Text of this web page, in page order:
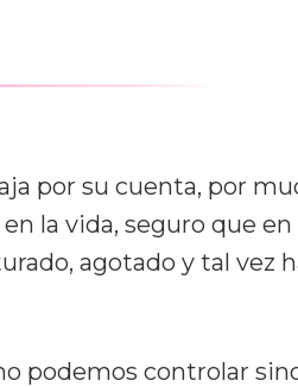
por su cuenta, por
la vida, seguro que en
agotado y tal vez
podemos controlar